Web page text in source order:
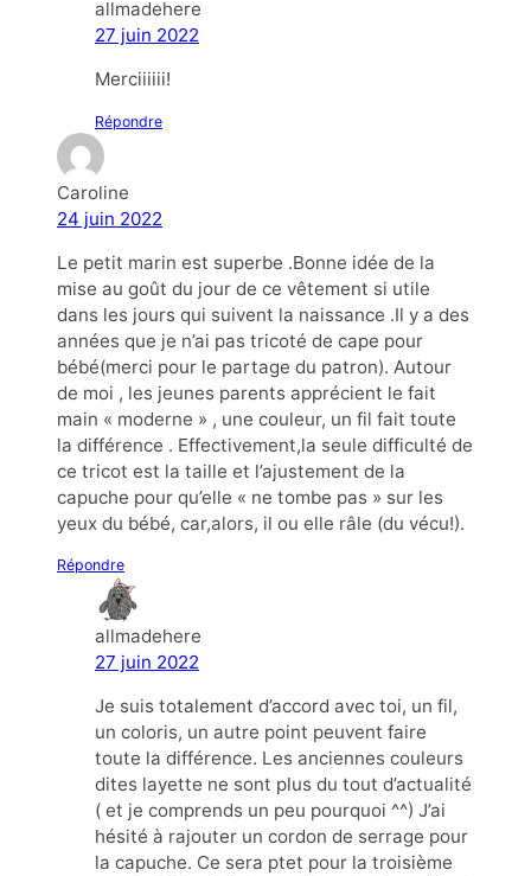
allmadehere
27 juin 2022
Merciiiiii!
Répondre
Caroline
24 juin 2022
Le petit marin est superbe .Bonne idée de la
mise au goût du jour de ce vêtement si utile
dans les jours qui suivent la naissance .Il y a des
années que je n’ai pas tricoté de cape pour
bébé(merci pour le partage du patron). Autour
de moi , les jeunes parents apprécient le fait
main « moderne » , une couleur, un fil fait toute
la différence . Effectivement,la seule difficulté de
ce tricot est la taille et l’ajustement de la
capuche pour qu’elle « ne tombe pas » sur les
yeux du bébé, car,alors, il ou elle râle (du vécu!).
Répondre
allmadehere
27 juin 2022
Je suis totalement d’accord avec toi, un fil,
un coloris, un autre point peuvent faire
toute la différence. Les anciennes couleurs
dites layette ne sont plus du tout d’actualité
( et je comprends un peu pourquoi ^^) J’ai
hésité à rajouter un cordon de serrage pour
la capuche. Ce sera ptet pour la troisième